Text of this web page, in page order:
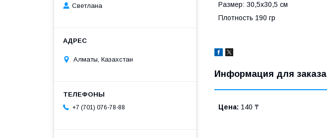
Размер: 30,5х30,5 см
Плотность 190 гр
Информация для заказа
Цена: 140 ₸
Светлана
Алматы, Казахстан
+7 (701) 076-78-88